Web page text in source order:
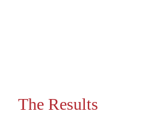
The Results